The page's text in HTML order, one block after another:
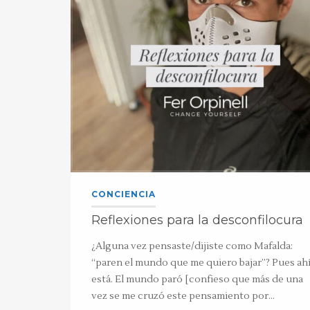
CONCIENCIA
Reflexiones para la desconfilocura
¿Alguna vez pensaste/dijiste como Mafalda:
“paren el mundo que me quiero bajar”? Pues ahí
está. El mundo paró [confieso que más de una
vez se me cruzó este pensamiento por…